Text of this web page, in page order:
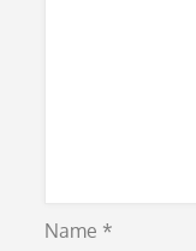
Name *